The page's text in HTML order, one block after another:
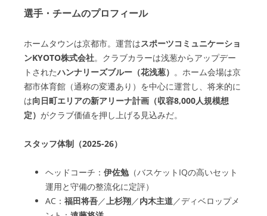
選手・チームのプロフィール
ホームタウンは京都市。運営はスポーツコミュニケーショ
ンKYOTO株式会社。クラブカラーは浅葱からアップデー
トされたハンナリーズブルー（花浅葱） 。ホーム会場は京
都市体育館（通称の変遷あり）を中心に運営し、将来的に
は向日町エリアの新アリーナ計画（収容8,000人規模想
定） がクラブ価値を押し上げる見込みだ。
スタッフ体制（2025-26）
ヘッドコーチ： 伊佐勉（バスケットIQの高いセット
運用と守備の整流化に定評）
AC： 福田将吾／上杉翔／内木主道／ディベロップメ